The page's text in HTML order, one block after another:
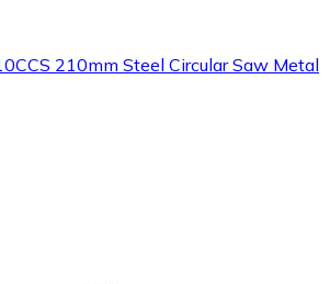
210mm Steel Circular Saw Metal